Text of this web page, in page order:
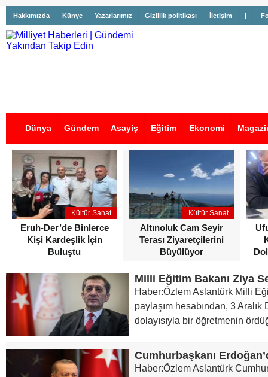
Hakkımızda Künye Yazarlarımız Gizlilik politikası İletişim |
Dünya Gündem Asayiş Eğitim Ekonomi
İş İlanları
Kültür Sanat
Eruh-Der’de Binlerce
Kişi Kardeşlik İçin
Buluştu
Kültür Sanat
Altınoluk Cam Seyir
Terası Ziyaretçilerini
Büyülüyor
Haber:Özlem Aslantürk Milli
paylaşım hesabından, 3
dolayısıyla bir öğretmenin
Haber:Özlem Aslantürk